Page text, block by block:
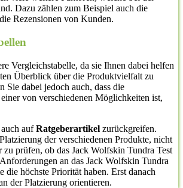
Dazu zählen zum Beispiel auch die
Rezensionen von Kunden.
Vergleichstabelle, da sie Ihnen dabei helfen
Überblick über die Produktvielfalt zu
Sie dabei jedoch auch, dass die
von verschiedenen Möglichkeiten ist,
aufRatgeberartikel zurückgreifen.
der verschiedenen Produkte, nicht
zu prüfen, ob das Jack Wolfskin Tundra Test
an das Jack Wolfskin Tundra
die höchste Priorität haben. Erst danach
der Platzierung orientieren.